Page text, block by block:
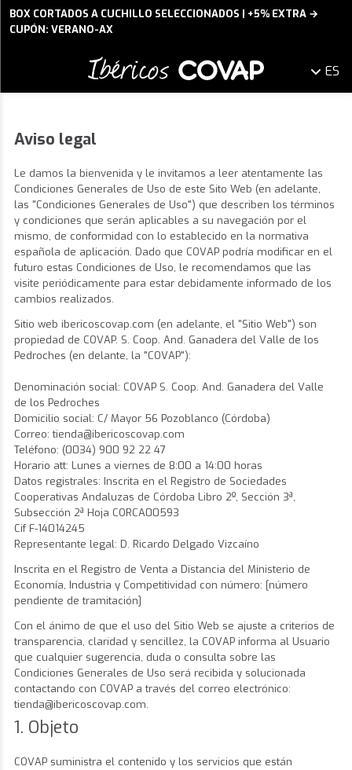
BOX CORTADOS A CUCHILLO SELECCIONADOS | +5% EXTRA →
CUPÓN: VERANO-AX
ES
Aviso legal
Le damos la bienvenida y le invitamos a leer atentamente las
Condiciones Generales de Uso de este Sito Web (en adelante,
las "Condiciones Generales de Uso") que describen los términos
y condiciones que serán aplicables a su navegación por el
mismo, de conformidad con lo establecido en la normativa
española de aplicación. Dado que COVAP podría modificar en el
futuro estas Condiciones de Uso, le recomendamos que las
visite periódicamente para estar debidamente informado de los
cambios realizados.
Sitio web ibericoscovap.com (en adelante, el "Sitio Web") son
propiedad de COVAP. S. Coop. And. Ganadera del Valle de los
Pedroches (en delante, la "COVAP"):
Denominación social: COVAP S. Coop. And. Ganadera del Valle
de los Pedroches
Domicilio social: C/ Mayor 56 Pozoblanco (Córdoba)
Correo: tienda@ibericoscovap.com
Teléfono: (0034) 900 92 22 47
Horario att: Lunes a viernes de 8:00 a 14:00 horas
Datos registrales: Inscrita en el Registro de Sociedades
Cooperativas Andaluzas de Córdoba Libro 2º, Sección 3ª,
Subsección 2ª Hoja CORCA00593
Cif F-14014245
Representante legal: D. Ricardo Delgado Vizcaíno
Inscrita en el Registro de Venta a Distancia del Ministerio de
Economía, Industria y Competitividad con número: [número
pendiente de tramitación]
Con el ánimo de que el uso del Sitio Web se ajuste a criterios de
transparencia, claridad y sencillez, la COVAP informa al Usuario
que cualquier sugerencia, duda o consulta sobre las
Condiciones Generales de Uso será recibida y solucionada
contactando con COVAP a través del correo electrónico:
tienda@ibericoscovap.com.
1. Objeto
COVAP suministra el contenido y los servicios que están